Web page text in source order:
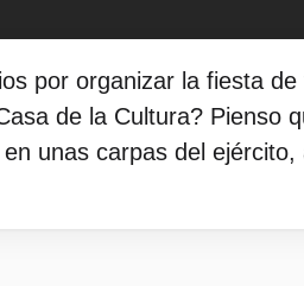
por organizar la fiesta
de la Cultura? Pienso
unas carpas del ejército,